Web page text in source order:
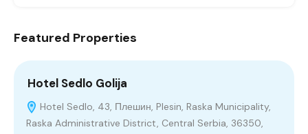
Featured Properties
Hotel Sedlo Golija
Hotel Sedlo, 43, Плешин, Plesin, Raska Municipality,
Raska Administrative District, Central Serbia, 36350,